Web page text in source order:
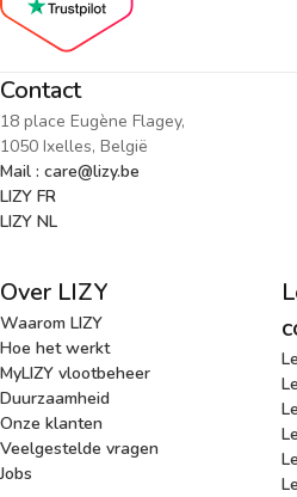
Contact
18 place Eugène Flagey,
1050 Ixelles, België
Mail : care@lizy.be
LIZY FR
LIZY NL
Over LIZY
Waarom LIZY
Hoe het werkt
MyLIZY vlootbeheer
Duurzaamheid
Onze klanten
Veelgestelde vragen
Jobs